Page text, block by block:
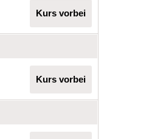
Kurs vorbei
Kurs vorbei